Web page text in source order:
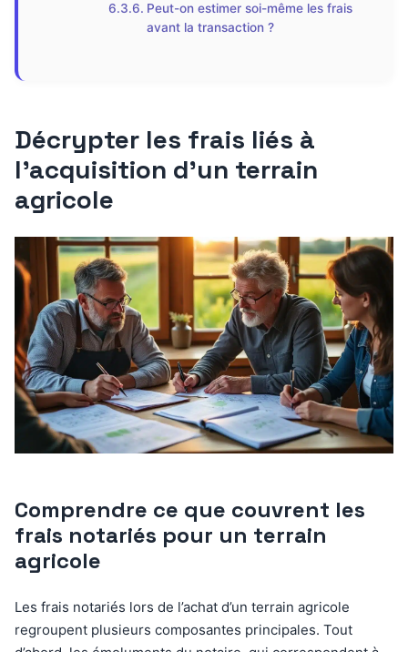
Peut-on estimer soi-même les frais
avant la transaction ?
Décrypter les frais liés à
l’acquisition d’un terrain
agricole
Comprendre ce que couvrent les
frais notariés pour un terrain
agricole
Les frais notariés lors de l’achat d’un terrain agricole
regroupent plusieurs composantes principales. Tout